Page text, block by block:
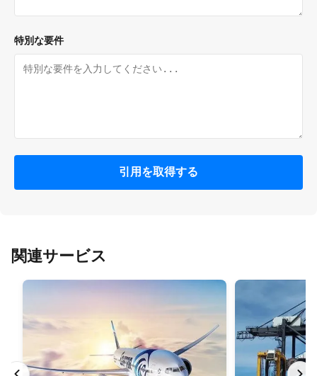
特別な要件
引用を取得する
関連サービス